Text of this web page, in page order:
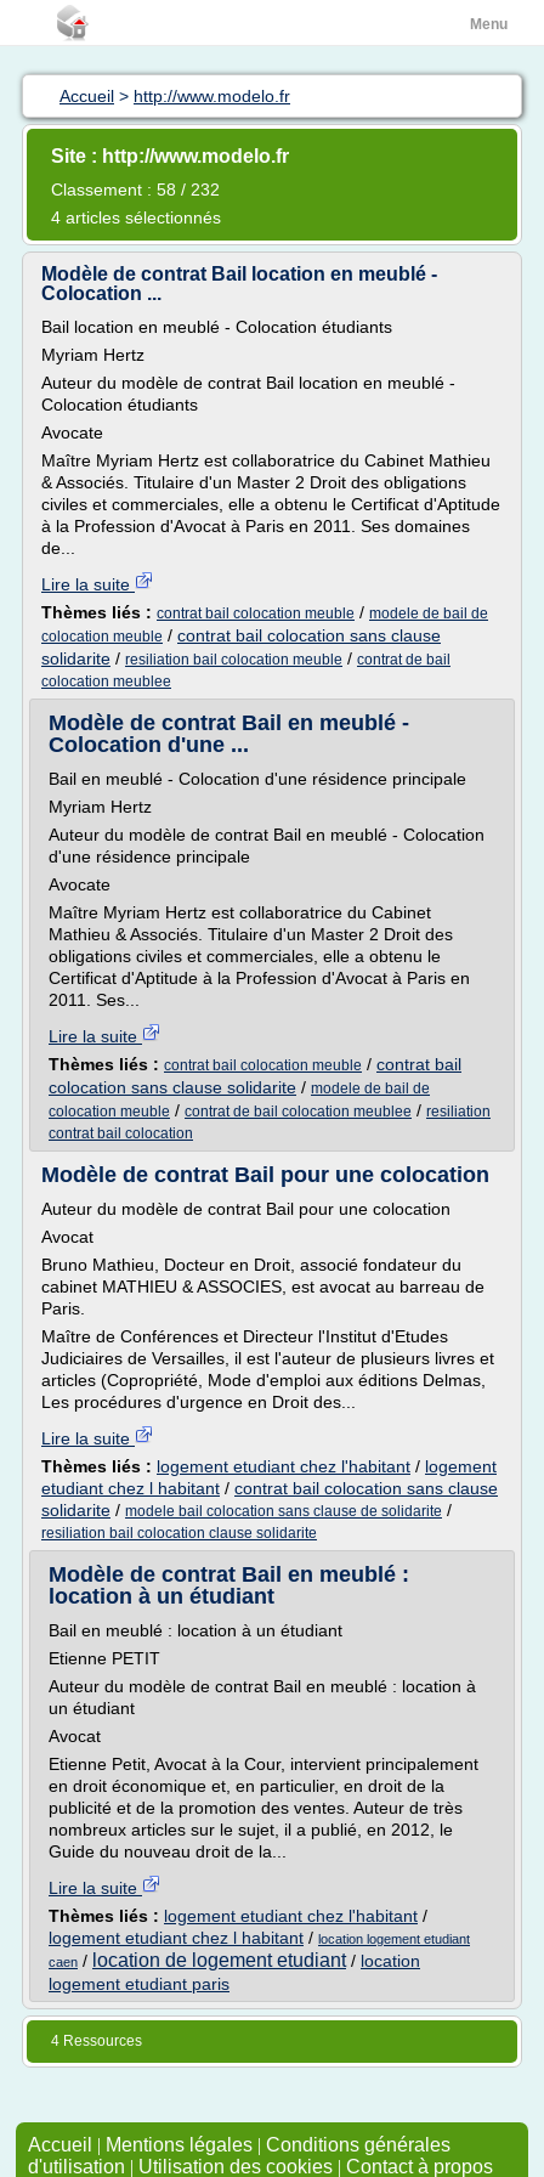
Menu
Accueil > http://www.modelo.fr
Site : http://www.modelo.fr
Classement : 58 / 232
4 articles sélectionnés
Modèle de contrat Bail location en meublé -
Colocation ...
Bail location en meublé - Colocation étudiants
Myriam Hertz
Auteur du modèle de contrat Bail location en meublé -
Colocation étudiants
Avocate
Maître Myriam Hertz est collaboratrice du Cabinet Mathieu
& Associés. Titulaire d'un Master 2 Droit des obligations
civiles et commerciales, elle a obtenu le Certificat d'Aptitude
à la Profession d'Avocat à Paris en 2011. Ses domaines
de...
Lire la suite
Thèmes liés : contrat bail colocation meuble / modele de bail de
colocation meuble / contrat bail colocation sans clause
solidarite / resiliation bail colocation meuble / contrat de bail
colocation meublee
Modèle de contrat Bail en meublé -
Colocation d'une ...
Bail en meublé - Colocation d'une résidence principale
Myriam Hertz
Auteur du modèle de contrat Bail en meublé - Colocation
d'une résidence principale
Avocate
Maître Myriam Hertz est collaboratrice du Cabinet
Mathieu & Associés. Titulaire d'un Master 2 Droit des
obligations civiles et commerciales, elle a obtenu le
Certificat d'Aptitude à la Profession d'Avocat à Paris en
2011. Ses...
Lire la suite
Thèmes liés : contrat bail colocation meuble / contrat bail
colocation sans clause solidarite / modele de bail de
colocation meuble / contrat de bail colocation meublee / resiliation
contrat bail colocation
Modèle de contrat Bail pour une colocation
Auteur du modèle de contrat Bail pour une colocation
Avocat
Bruno Mathieu, Docteur en Droit, associé fondateur du
cabinet MATHIEU & ASSOCIES, est avocat au barreau de
Paris.
Maître de Conférences et Directeur l'Institut d'Etudes
Judiciaires de Versailles, il est l'auteur de plusieurs livres et
articles (Copropriété, Mode d'emploi aux éditions Delmas,
Les procédures d'urgence en Droit des...
Lire la suite
Thèmes liés : logement etudiant chez l'habitant / logement
etudiant chez l habitant / contrat bail colocation sans clause
solidarite / modele bail colocation sans clause de solidarite /
resiliation bail colocation clause solidarite
Modèle de contrat Bail en meublé :
location à un étudiant
Bail en meublé : location à un étudiant
Etienne PETIT
Auteur du modèle de contrat Bail en meublé : location à
un étudiant
Avocat
Etienne Petit, Avocat à la Cour, intervient principalement
en droit économique et, en particulier, en droit de la
publicité et de la promotion des ventes. Auteur de très
nombreux articles sur le sujet, il a publié, en 2012, le
Guide du nouveau droit de la...
Lire la suite
Thèmes liés : logement etudiant chez l'habitant /
logement etudiant chez l habitant / location logement etudiant
caen / location de logement etudiant/ location
logement etudiant paris
4 Ressources
Accueil | Mentions légales | Conditions générales
d'utilisation | Utilisation des cookies | Contact à propos